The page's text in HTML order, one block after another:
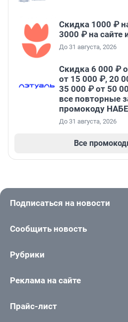
Скидка 1000 ₽
3000 ₽ на сайте
До 31 августа, 2026
Скидка 6 000 ₽
от 15 000 ₽, 20
35 000 ₽ от 50
все повторные
промокоду
До 31 августа, 2026
Все
Подписаться на новости
Сообщить новость
Рубрики
Реклама на сайте
Прайс-лист